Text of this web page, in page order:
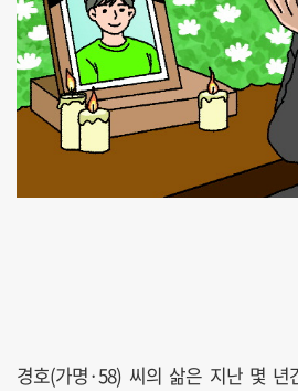
경호(가명·58) 씨의 삶은 지난 몇